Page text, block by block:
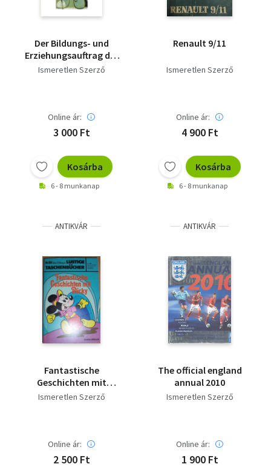
Der Bildungs- und
Erziehungsauftrag der
Schule
Ismeretlen Szerző
Online ár:
3 000 Ft
Kosárba
6 - 8 munkanap
Renault 9/11
Ismeretlen Szerző
Online ár:
4 900 Ft
Kosárba
6 - 8 munkanap
ANTIKVÁR
Fantastische
Geschichten mit
Mickey - Walt Disney
Ismeretlen Szerző
Online ár:
2 500 Ft
ANTIKVÁR
The official england
annual 2010
Ismeretlen Szerző
Online ár:
1 900 Ft